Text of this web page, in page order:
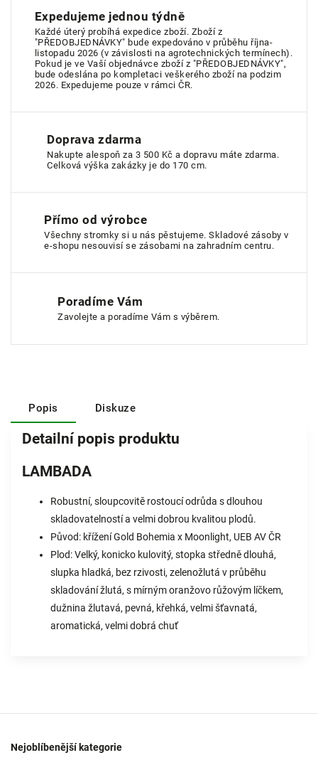
Expedujeme jednou týdně
Každé úterý probíhá expedice zboží. Zboží z
"PŘEDOBJEDNÁVKY" bude expedováno v průběhu října-
listopadu 2026 (v závislosti na agrotechnických termínech).
Pokud je ve Vaší objednávce zboží z "PŘEDOBJEDNÁVKY",
bude odeslána po kompletaci veškerého zboží na podzim
2026. Expedujeme pouze v rámci ČR.
Doprava zdarma
Nakupte alespoň za 3 500 Kč a dopravu máte zdarma.
Celková výška zakázky je do 170 cm.
Přímo od výrobce
Všechny stromky si u nás pěstujeme. Skladové zásoby v
e-shopu nesouvisí se zásobami na zahradním centru.
Poradíme Vám
Zavolejte a poradíme Vám s výběrem.
Popis Diskuze
Detailní popis produktu
LAMBADA
Robustní, sloupcovitě rostoucí odrůda s dlouhou
skladovatelností a velmi dobrou kvalitou plodů.
Původ: křížení Gold Bohemia x Moonlight, UEB AV ČR
Plod: Velký, konicko kulovitý, stopka středně dlouhá,
slupka hladká, bez rzivosti, zelenožlutá v průběhu
skladování žlutá, s mírným oranžovo růžovým líčkem,
dužnina žlutavá, pevná, křehká, velmi šťavnatá,
aromatická, velmi dobrá chuť
Nejoblíbenější kategorie